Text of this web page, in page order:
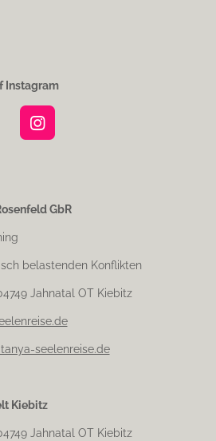
Instagram
I
g
m
GbR
belastenden Konflikten
Jahnatal OT Kiebitz
seelenreise.de
Kiebitz
Jahnatal OT Kiebitz